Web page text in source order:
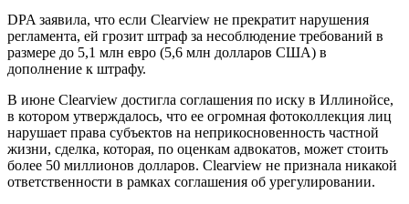
DPA заявила, что если Clearview не прекратит нарушения
регламента, ей грозит штраф за несоблюдение требований в
размере до 5,1 млн евро (5,6 млн долларов США) в
дополнение к штрафу.
В июне Clearview достигла соглашения по иску в Иллинойсе,
в котором утверждалось, что ее огромная фотоколлекция лиц
нарушает права субъектов на неприкосновенность частной
жизни, сделка, которая, по оценкам адвокатов, может стоить
более 50 миллионов долларов. Clearview не признала никакой
ответственности в рамках соглашения об урегулировании.